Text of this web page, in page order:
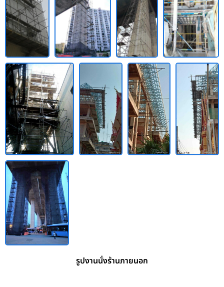
รูปงานนั่งร้านภายนอก